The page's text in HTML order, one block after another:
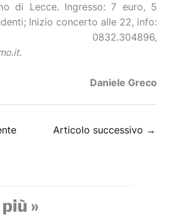
di Lecce. Ingresso: 7 euro, 5
Inizio concerto alle 22, info:
0832.304896,
.
Daniele Greco
Articolo successivo →
»